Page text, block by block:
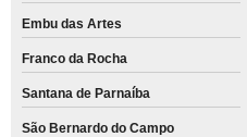
Embu das Artes
Franco da Rocha
Santana de Parnaíba
São Bernardo do Campo